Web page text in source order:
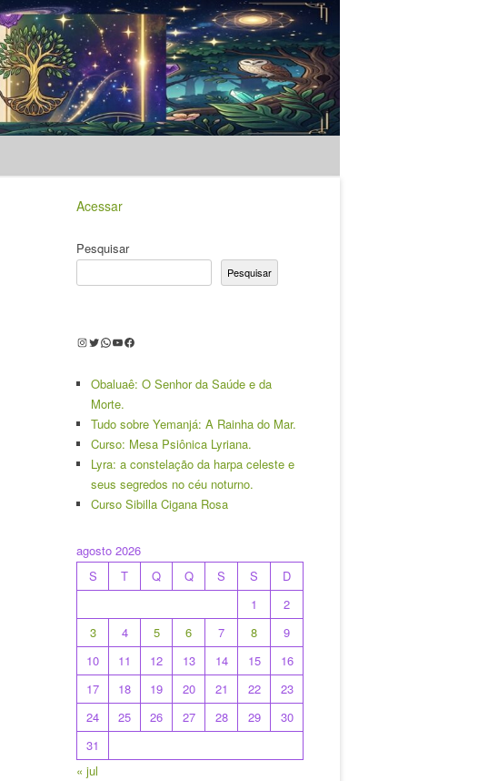
Acessar
Pesquisar
Pesquisar
Instagram
Twitter
WhatsApp
Youtube
Facebook
Obaluaê: O Senhor da Saúde e da
Morte.
Tudo sobre Yemanjá: A Rainha do Mar.
Curso: Mesa Psiônica Lyriana.
Lyra: a constelação da harpa celeste e
seus segredos no céu noturno.
Curso Sibilla Cigana Rosa
agosto 2026
S
T Q Q S S
D
1
2
3
4 5 6 7 8
9
10
11 12 13 14 15
16
17
18 19 20 21 22
23
24
25 26 27 28 29
30
31
« jul